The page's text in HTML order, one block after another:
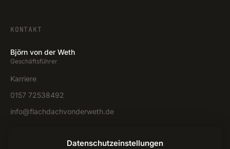
KONTAKT
Björn von der Weth
Geschäftsführer
Karriere
0157 72538492
info@flachdachvonderweth.de
Datenschutzeinstellungen